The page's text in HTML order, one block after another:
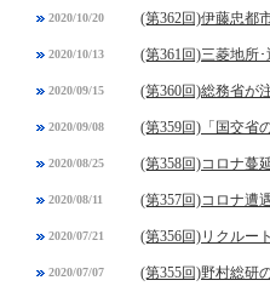
2020/10/20 (第362回)伊藤忠都
2020/10/13 (第361回)三菱地所
2020/09/15 (第360回)総務省が
2020/09/08 (第359回)「国交省
2020/08/25 (第358回)コロナ蔓
2020/08/11 (第357回)コロナ遭
2020/07/21 (第356回)リクルー
2020/07/07 (第355回)野村総研